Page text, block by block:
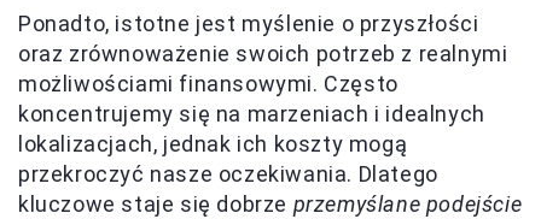
Ponadto, istotne jest myślenie o przyszłości
oraz zrównoważenie swoich potrzeb z realnymi
możliwościami finansowymi. Często
koncentrujemy się na marzeniach i idealnych
lokalizacjach, jednak ich koszty mogą
przekroczyć nasze oczekiwania. Dlatego
kluczowe staje się dobrze przemyślane podejście